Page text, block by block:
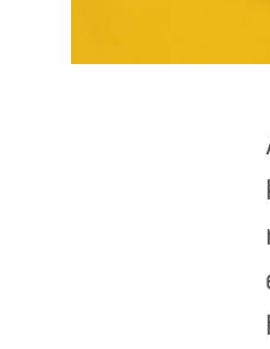
WC-csésze készlet
Fürdőkádak és
Fürdőszoba